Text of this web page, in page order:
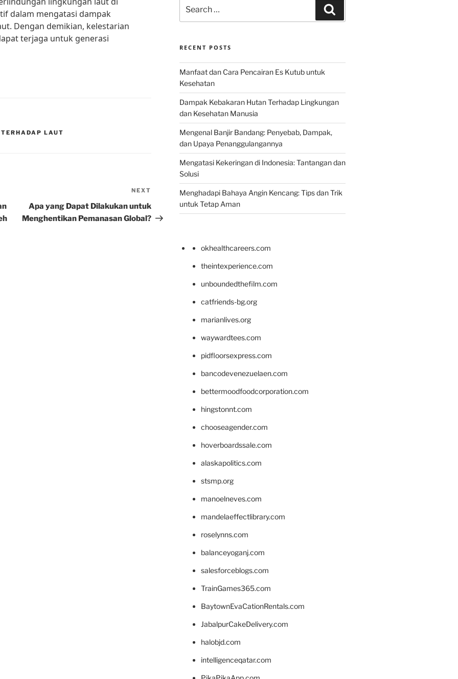
dalam mengatasi dampak
Dengan demikian, kelestarian
terjaga untuk generasi
LAUT
Post
NEXT
Apa yang Dapat Dilakukan untuk
Menghentikan Pemanasan Global?
for:
RECENT POSTS
Manfaat dan Cara Pencairan Es Kutub untuk
Kesehatan
Dampak Kebakaran Hutan Terhadap Lingkungan
dan Kesehatan Manusia
Mengenal Banjir Bandang: Penyebab, Dampak,
dan Upaya Penanggulangannya
Mengatasi Kekeringan di Indonesia: Tantangan dan
Solusi
Menghadapi Bahaya Angin Kencang: Tips dan Trik
untuk Tetap Aman
okhealthcareers.com
theintexperience.com
unboundedthefilm.com
catfriends-bg.org
marianlives.org
waywardtees.com
pidfloorsexpress.com
bancodevenezuelaen.com
bettermoodfoodcorporation.com
hingstonnt.com
chooseagender.com
hoverboardssale.com
alaskapolitics.com
stsmp.org
manoelneves.com
mandelaeffectlibrary.com
roselynns.com
balanceyoganj.com
salesforceblogs.com
TrainGames365.com
BaytownEvaCationRentals.com
JabalpurCakeDelivery.com
halobjd.com
intelligenceqatar.com